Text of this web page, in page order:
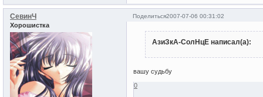
Поделиться2007-07-06 00:31:02
СевинЧ
Хорошистка
АзиЗкА-СолНцЕ написал(а):
вашу судьбу
0